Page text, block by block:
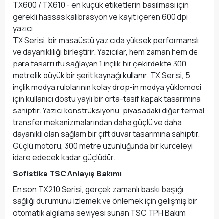
TX600 / TX610 - en küçük etiketlerin basılması için
gerekli hassas kalibrasyon ve kayıt içeren 600 dpi
yazıcı
TX Serisi, bir masaüstü yazıcıda yüksek performanslı
ve dayanıklılığı birleştirir. Yazıcılar, hem zaman hem de
para tasarrufu sağlayan 1 inçlik bir çekirdekte 300
metrelik büyük bir şerit kaynağı kullanır. TX Serisi, 5
inçlik medya rulolarının kolay drop-in medya yüklemesi
için kullanıcı dostu yaylı bir orta-tasif kapak tasarımına
sahiptir. Yazıcı konstrüksiyonu, piyasadaki diğer termal
transfer mekanizmalarından daha güçlü ve daha
dayanıklı olan sağlam bir çift duvar tasarımına sahiptir.
Güçlü motoru, 300 metre uzunluğunda bir kurdeleyi
idare edecek kadar güçlüdür.
Sofistike TSC Anlayış Bakımı
En son TX210 Serisi, gerçek zamanlı baskı başlığı
sağlığı durumunu izlemek ve önlemek için gelişmiş bir
otomatik algılama seviyesi sunan TSC TPH Bakım